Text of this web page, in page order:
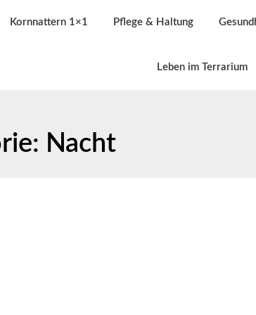
Kornnattern 1×1 Pflege & Haltung
Leben im Terrarium
Nacht